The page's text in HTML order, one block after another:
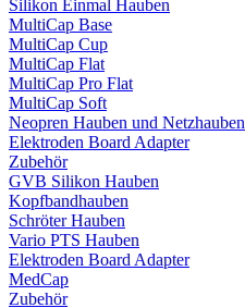
Silikon Einmal Hauben
MultiCap Base
MultiCap Cup
MultiCap Flat
MultiCap Pro Flat
MultiCap Soft
Neopren Hauben und Netzhauben
Elektroden Board Adapter
Zubehör
GVB Silikon Hauben
Kopfbandhauben
Schröter Hauben
Vario PTS Hauben
Elektroden Board Adapter
MedCap
Zubehör